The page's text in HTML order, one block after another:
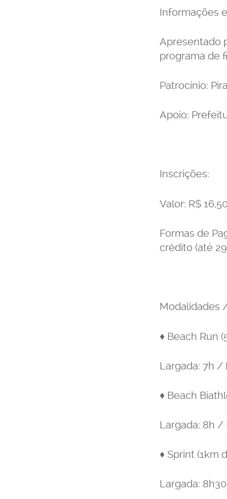
Informações
Apresentado
programa de
Patrocínio:
Apoio:
Inscrições:
Valor: R$
Formas de
crédito (até
Modalidades
♦ Beach Run
Largada: 7h /
♦ Beach
Largada: 8h /
♦ Sprint (1km
Largada: